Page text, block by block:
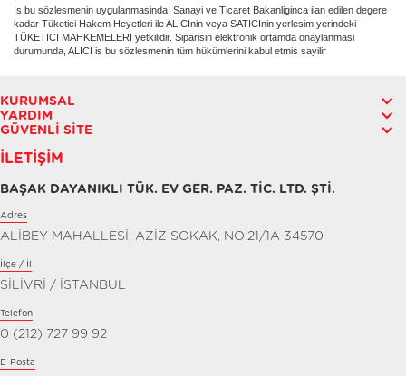
Is bu sözlesmenin uygulanmasinda, Sanayi ve Ticaret Bakanliginca ilan edilen degere
kadar Tüketici Hakem Heyetleri ile ALICInin veya SATICInin yerlesim yerindeki
TÜKETICI MAHKEMELERI yetkilidir. Siparisin elektronik ortamda onaylanmasi
durumunda, ALICI is bu sözlesmenin tüm hükümlerini kabul etmis sayilir
KURUMSAL
YARDIM
GÜVENLI SITE
İLETIŞIM
BAŞAK DAYANIKLI TÜK. EV GER. PAZ. TİC. LTD. ŞTİ.
Adres
ALİBEY MAHALLESİ, AZİZ SOKAK, NO:21/1A 34570
İlçe / İl
SİLİVRİ / İSTANBUL
Telefon
0 (212) 727 99 92
E-Posta